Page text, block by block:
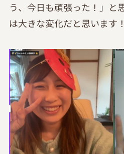
う、今日も頑張った！」と
は大きな変化だと思います！